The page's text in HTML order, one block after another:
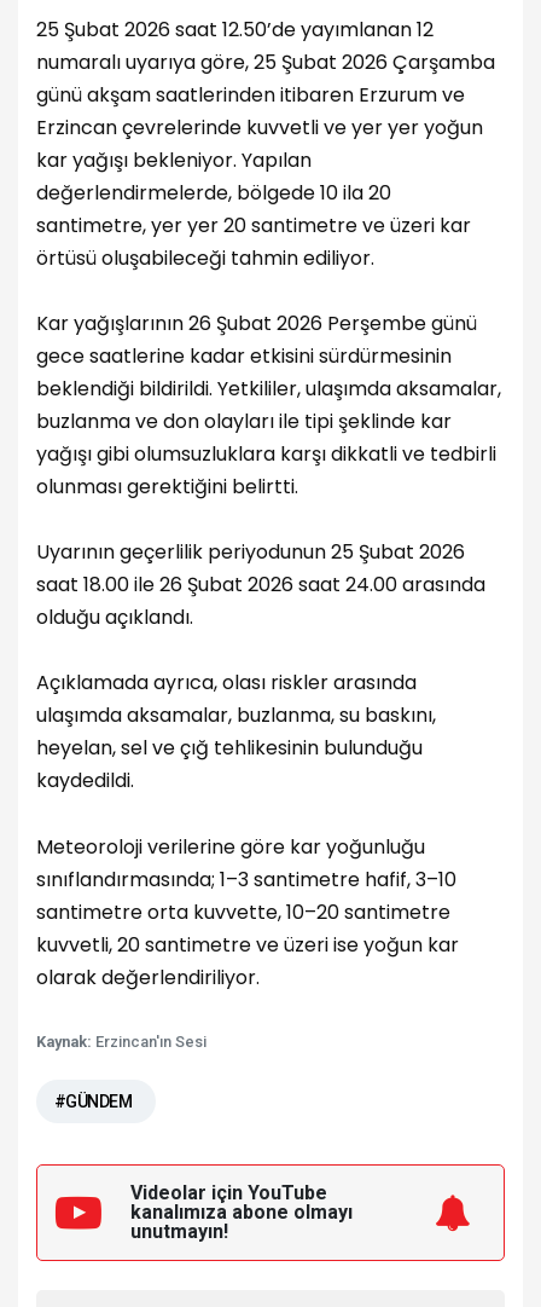
25 Şubat 2026 saat 12.50’de yayımlanan 12
numaralı uyarıya göre, 25 Şubat 2026 Çarşamba
günü akşam saatlerinden itibaren Erzurum ve
Erzincan çevrelerinde kuvvetli ve yer yer yoğun
kar yağışı bekleniyor. Yapılan
değerlendirmelerde, bölgede 10 ila 20
santimetre, yer yer 20 santimetre ve üzeri kar
örtüsü oluşabileceği tahmin ediliyor.
Kar yağışlarının 26 Şubat 2026 Perşembe günü
gece saatlerine kadar etkisini sürdürmesinin
beklendiği bildirildi. Yetkililer, ulaşımda aksamalar,
buzlanma ve don olayları ile tipi şeklinde kar
yağışı gibi olumsuzluklara karşı dikkatli ve tedbirli
olunması gerektiğini belirtti.
Uyarının geçerlilik periyodunun 25 Şubat 2026
saat 18.00 ile 26 Şubat 2026 saat 24.00 arasında
olduğu açıklandı.
Açıklamada ayrıca, olası riskler arasında
ulaşımda aksamalar, buzlanma, su baskını,
heyelan, sel ve çığ tehlikesinin bulunduğu
kaydedildi.
Meteoroloji verilerine göre kar yoğunluğu
sınıflandırmasında; 1–3 santimetre hafif, 3–10
santimetre orta kuvvette, 10–20 santimetre
kuvvetli, 20 santimetre ve üzeri ise yoğun kar
olarak değerlendiriliyor.
Kaynak: Erzincan'ın Sesi
#GÜNDEM
Videolar için YouTube
kanalımıza abone olmayı
unutmayın!